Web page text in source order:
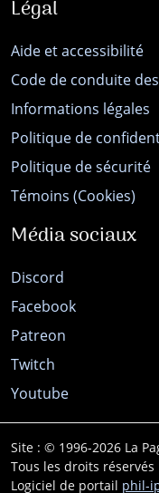
Légal
Aide et accessibilité
Code de conduite
Informations légales
Politique de
Politique de sécurité
Témoins (Cookies)
Média sociaux
Discord
Facebook
Patreon
Twitch
Youtube
Site : © 1996-2026 La
Tous les droits réservés
Logiciel de portail phil-